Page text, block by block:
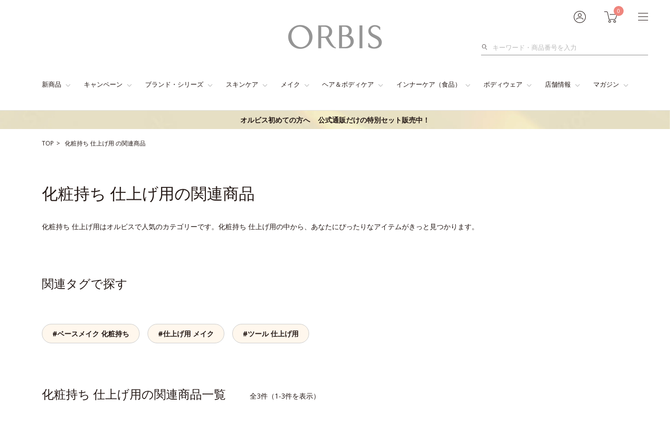
0
検
新商品 キャンペーン ブランド・シリーズ スキンケア メイク ヘア＆ボディケア インナーケア（食品） ボディウェア 店舗情報 マガジン
オルビス初めての方へ 公式通販だけの特別セット販売中！
TOP 化粧持ち 仕上げ用 の関連商品
化粧持ち 仕上げ用の関連商品
化粧持ち 仕上げ用はオルビスで人気のカテゴリーです。化粧持ち 仕上げ用の中から、あなたにぴったりなアイテムがきっと見つかります。
関連タグで探す
#ベースメイク 化粧持ち #仕上げ用 メイク #ツール 仕上げ用
化粧持ち 仕上げ用の関連商品一覧 全3件（1-3件を表示）